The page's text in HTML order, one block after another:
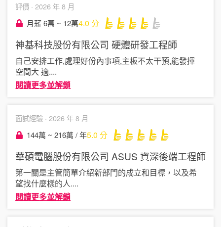
評價 · 2026 年 8 月
月薪 6萬 ~ 12萬4.0 分
神基科技股份有限公司 硬體研發工程師
自己安排工作,處理好份內事項,主板不太干預,能發揮
空間大 適....
閱讀更多並解鎖
面試經驗 · 2026 年 8 月
144萬 ~ 216萬 / 年5.0 分
華碩電腦股份有限公司 ASUS 資深後端工程師
第一關是主管簡單介紹新部門的成立和目標，以及希
望找什麼樣的人....
閱讀更多並解鎖